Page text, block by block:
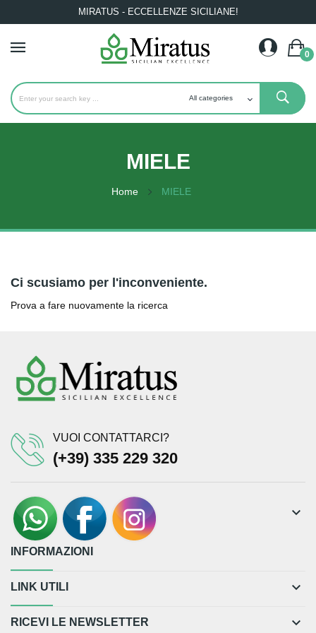
MIRATUS - ECCELLENZE SICILIANE!
0
MIELE
Home MIELE
Ci scusiamo per l'inconveniente.
Prova a fare nuovamente la ricerca
VUOI CONTATTARCI?
(+39) 335 229 320
INFORMAZIONI
keyboard_arrow_down
LINK UTILI keyboard_arrow_down
RICEVI LE NEWSLETTER keyboard_arrow_down